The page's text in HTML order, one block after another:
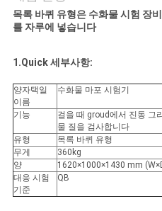
뉴
스
인
용
문
을
요
목록 바퀴 유형은 수화물 시험 장
를 자루에 넣습니다
1.Quick 세부사항:
양자택일
이름
수화물 마포 시험기
기능
걸을 때 groud에서 진동 그
물 질을 검사합니다
유형
목록 바퀴 유형
무게
360kg
양
1620×1000×1430 mm
대응 시험
기준
QB